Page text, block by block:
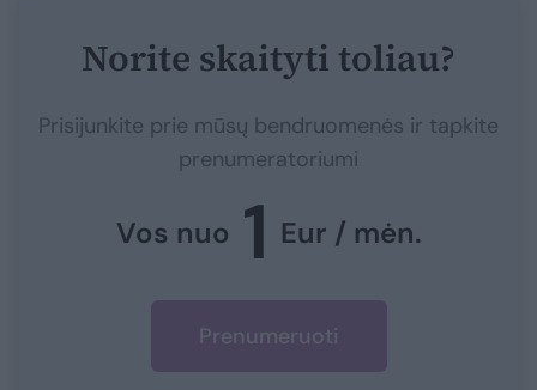
Norite skaityti toliau?
Prisijunkite prie mūsų bendruomenės ir tapkite
prenumeratoriumi
Vos nuo 1 Eur / mėn.
Prenumeruoti